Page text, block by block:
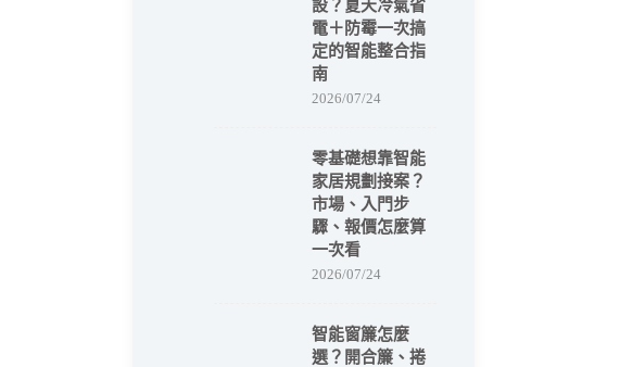
設？夏天冷氣省
電＋防霉一次搞
定的智能整合指
南
2026/07/24
零基礎想靠智能
家居規劃接案？
市場、入門步
驟、報價怎麼算
一次看
2026/07/24
智能窗簾怎麼
選？開合簾、捲